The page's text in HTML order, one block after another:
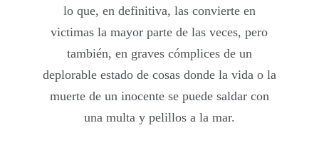
lo que, en definitiva, las convierte en
victimas la mayor parte de las veces, pero
también, en graves cómplices de un
deplorable estado de cosas donde la vida o la
muerte de un inocente se puede saldar con
una multa y pelillos a la mar.